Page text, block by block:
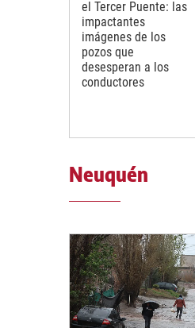
el Tercer Puente: las
impactantes
imágenes de los
pozos que
desesperan a los
conductores
Neuquén